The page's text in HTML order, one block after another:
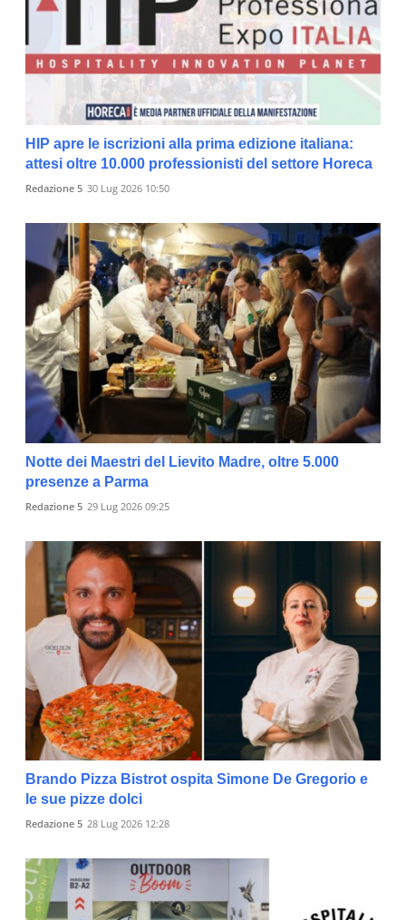
HIP apre le iscrizioni alla prima edizione italiana:
attesi oltre 10.000 professionisti del settore Horeca
Redazione 5 30 Lug 2026 10:50
Notte dei Maestri del Lievito Madre, oltre 5.000
presenze a Parma
Redazione 5 29 Lug 2026 09:25
Brando Pizza Bistrot ospita Simone De Gregorio e
le sue pizze dolci
Redazione 5 28 Lug 2026 12:28